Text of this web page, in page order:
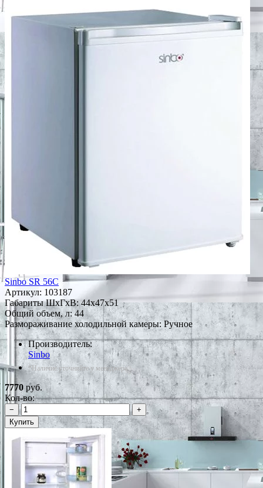
Sinbo SR 56C
Артикул: 103187
Габариты ШxГxВ: 44x47x51
Общий объем, л: 44
Размораживание холодильной камеры: Ручное
Производитель:
Sinbo
*Наличие уточняйте у менеджера
7770руб.
Кол-во:
−
+
Купить